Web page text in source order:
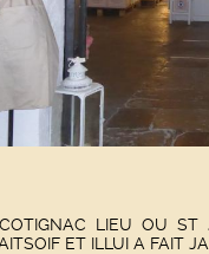
LIEU OU ST
ET ILLUI A FAIT